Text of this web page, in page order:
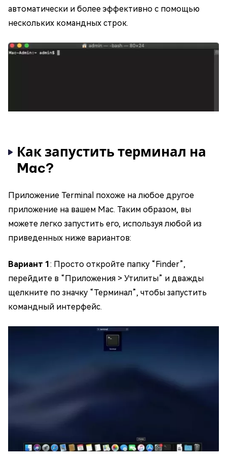
автоматически и более эффективно с помощью
нескольких командных строк.
Как запустить терминал на
Mac?
Приложение Terminal похоже на любое другое
приложение на вашем Mac. Таким образом, вы
можете легко запустить его, используя любой из
приведенных ниже вариантов:
Вариант 1 : Просто откройте папку “Finder”,
перейдите в “Приложения > Утилиты” и дважды
щелкните по значку “Терминал”, чтобы запустить
командный интерфейс.